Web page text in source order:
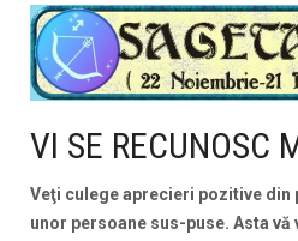
VI SE RECUNOSC
Veţi culege aprecieri pozitive din
unor persoane sus-puse. Asta